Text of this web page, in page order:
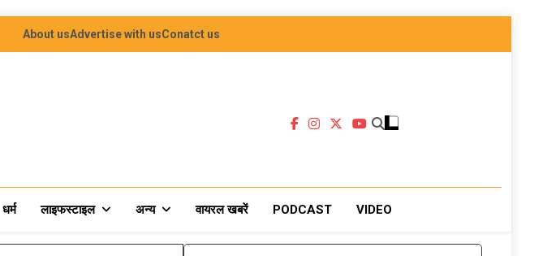
About usAdvertise with usConatct us
धर्म लाइफस्टाइल अन्य वायरल खबरें PODCAST VIDEO